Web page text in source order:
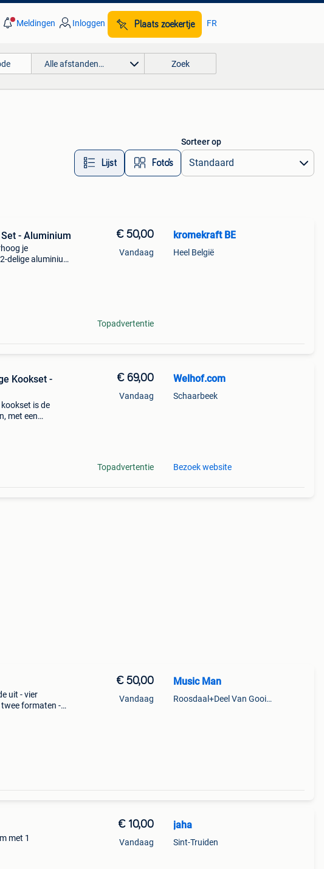
Meldingen Inloggen Plaats zoekertje FR
Alle afstanden… Zoek
Lijst Foto’s
Sorteer op
- Aluminium
je
delige aluminium
€ 50,00
Vandaag
Topadvertentie
kromekraft BE
Heel België
Kookset -
is de
met een
€ 69,00
Vandaag
Topadvertentie
Welhof.com
Schaarbeek
Bezoek website
uit - vier
formaten -
€ 50,00
Vandaag
Music Man
Roosdaal+Deel Van Gooik En Sint-Kwintens-Lennik
met 1
€ 10,00
Vandaag
jaha
Sint-Truiden